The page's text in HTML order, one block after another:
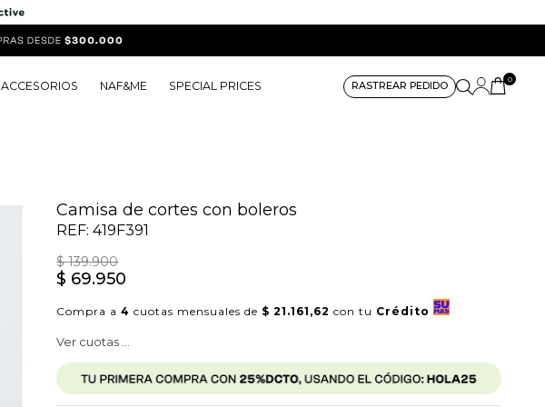
ACCESORIOS NAF&ME SPECIAL PRICES RASTREAR PEDIDO
0
Camisa de cortes con boleros
REF:419F391
$ 139.900
$ 69.950
Compra a4 cuotas mensuales de $ 21.161,62 con tu Crédito
Ver cuotas ...